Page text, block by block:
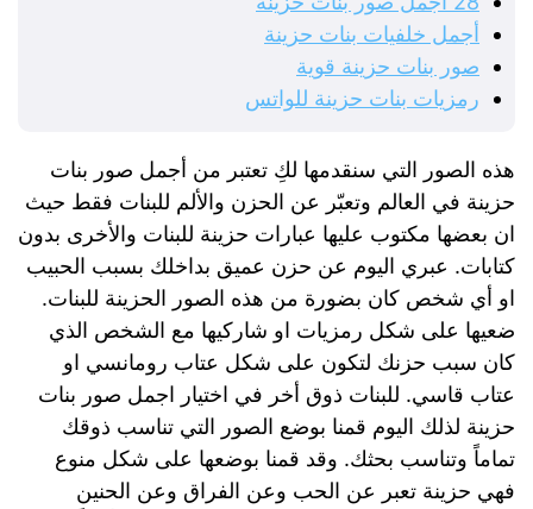
أجمل خلفيات بنات حزينة
صور بنات حزينة قوية
رمزيات بنات حزينة للواتس
هذه الصور التي سنقدمها لكِ تعتبر من أجمل صور بنات
حزينة في العالم وتعبّر عن الحزن والألم للبنات فقط حيث
ان بعضها مكتوب عليها عبارات حزينة للبنات والأخرى بدون
كتابات. عبري اليوم عن حزن عميق بداخلك بسبب الحبيب
او أي شخص كان بضورة من هذه الصور الحزينة للبنات.
ضعيها على شكل رمزيات او شاركيها مع الشخص الذي
كان سبب حزنك لتكون على شكل عتاب رومانسي او
عتاب قاسي. للبنات ذوق أخر في اختيار اجمل صور بنات
حزينة لذلك اليوم قمنا بوضع الصور التي تناسب ذوقك
تماماً وتناسب بحثك. وقد قمنا بوضعها على شكل منوع
فهي حزينة تعبر عن الحب وعن الفراق وعن الحنين